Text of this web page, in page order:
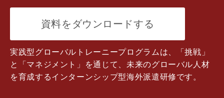
資料をダウンロードする
実践型グローバルトレーニープログラムは、「挑戦」
と「マネジメント」を通じて、未来のグローバル人材
を育成するインターンシップ型海外派遣研修です。